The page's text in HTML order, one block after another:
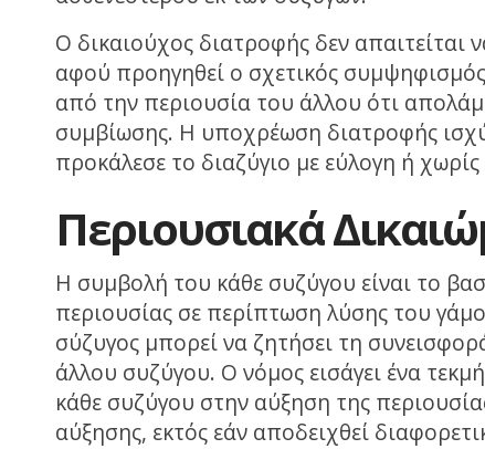
Ο δικαιούχος διατροφής δεν απαιτείται
αφού προηγηθεί ο σχετικός
από την περιουσία του άλλου ότι
συμβίωσης. Η υποχρέωση διατροφής
προκάλεσε το διαζύγιο με εύλογη ή χωρίς
Περιουσιακά
Η συμβολή του κάθε συζύγου είναι το
περιουσίας σε περίπτωση λύσης του
σύζυγος μπορεί να ζητήσει τη
άλλου συζύγου. Ο νόμος εισάγει ένα
κάθε συζύγου στην αύξηση της
αύξησης, εκτός εάν αποδειχθεί